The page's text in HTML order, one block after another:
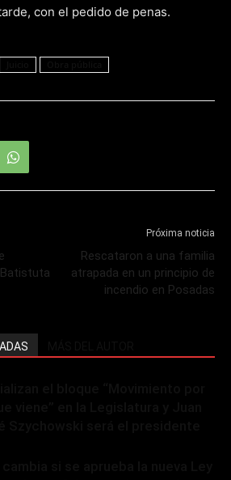
con el pedido de penas.
Próxima noticia
Rescataron a una familia
atrapada en un principio de
incendio en Posadas